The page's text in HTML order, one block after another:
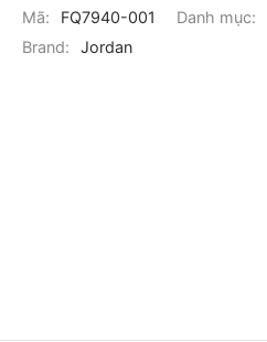
Mã: FQ7940-001 Danh mục:
Brand:
Jordan